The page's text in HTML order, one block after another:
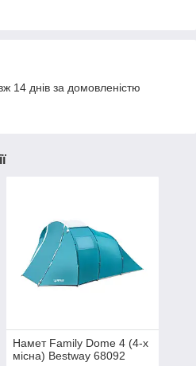
14 днів за домовленістю
Намет Family Dome 4 (4-х
місна) Bestway 68092